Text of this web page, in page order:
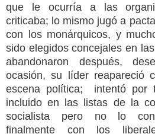
que le ocurría a las
criticaba; lo mismo jugó a
con los monárquicos, y m
sido elegidos concejales en
abandonaron después,
ocasión, su líder reapareció
escena política;
intentó por
incluido en las listas de la
socialista pero no lo
finalmente con los